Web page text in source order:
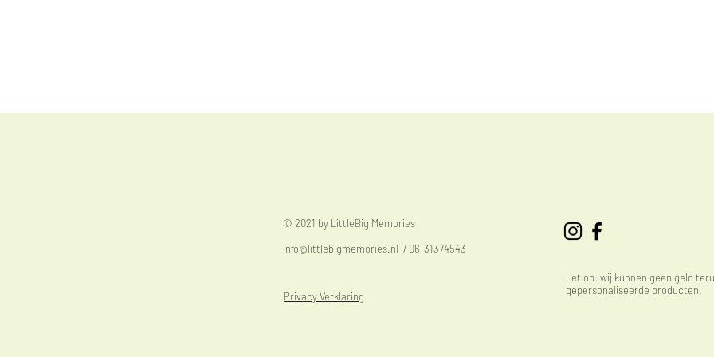
Let op: wij kunnen geen geld
gepersonaliseerde producten.
© 2021 by LittleBig Memories
info@littlebigmemories.nl / 06-31374543
Privacy Verklaring